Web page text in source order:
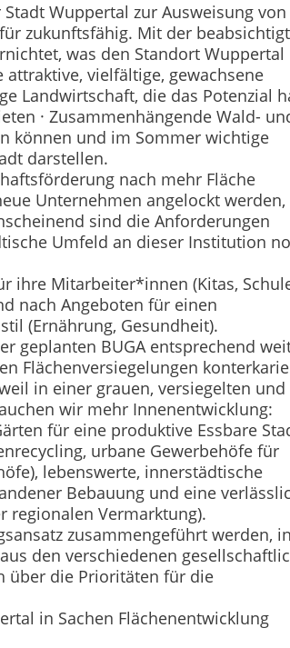
Wuppertal zur Ausweisung von
zukunftsfähig. Mit der
was den Standort Wuppertal
vielfältige, gewachsene
Landwirtschaft, die das Potenzial
· Zusammenhängende Wald-
können und im Sommer wichtige
darstellen.
nach mehr Fläche
Unternehmen angelockt
sind die Anforderungen
Umfeld an dieser Institution
ihre Mitarbeiter*innen (Kitas,
nach Angeboten für einen
(Ernährung, Gesundheit).
geplanten BUGA entsprechend
Flächenversiegelungen
in einer grauen, versiegelten und
wir mehr Innenentwicklung:
für eine produktive Essbare
urbane Gewerbehöfe für
lebenswerte, innerstädtische
Bebauung und eine
regionalen Vermarktung).
zusammengeführt werden,
den verschiedenen
über die Prioritäten für die
in Sachen Flächenentwicklung